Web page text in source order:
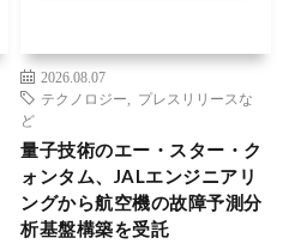
2026.08.07
テクノロジー
プレスリリースな
ど
量子技術のエー・スター・ク
ォンタム、JALエンジニアリ
ングから航空機の故障予測分
析基盤構築を受託